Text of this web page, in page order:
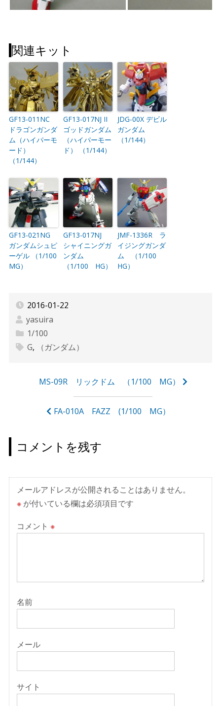
関連キット
GF13-011NC
ドラゴンガンダ
ム（ハイパーモ
ード）
（1/144）
GF13-017NJ II
ゴッドガンダム
（ハイパーモー
ド） （1/144）
JDG-00X デビル
ガンダム
（1/144）
GF13-021NG
ガンダムシュピ
ーゲル （1/100
MG）
GF13-017NJ
シャイニングガ
ンダム
（1/100 HG）
JMF-1336R ラ
イジングガンダ
ム （1/100
HG）
2016-01-22
yasuira
1/100
G, （ガンダム）
ゲ
ー
シ
ョ
ン
MS-09R リックドム （1/100 MG）
FA-010A FAZZ (1/100 MG）
コメントを残す
メールアドレスが公開されることはありません。
※が付いている欄は必須項目です
コメント ※
名前
メール
サイト